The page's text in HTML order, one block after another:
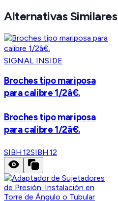
Alternativas Similares
SIGNAL INSIDE
Broches tipo mariposa
para calibre 1/2â€.
Broches tipo mariposa
para calibre 1/2â€.
SIBH12SIBH12